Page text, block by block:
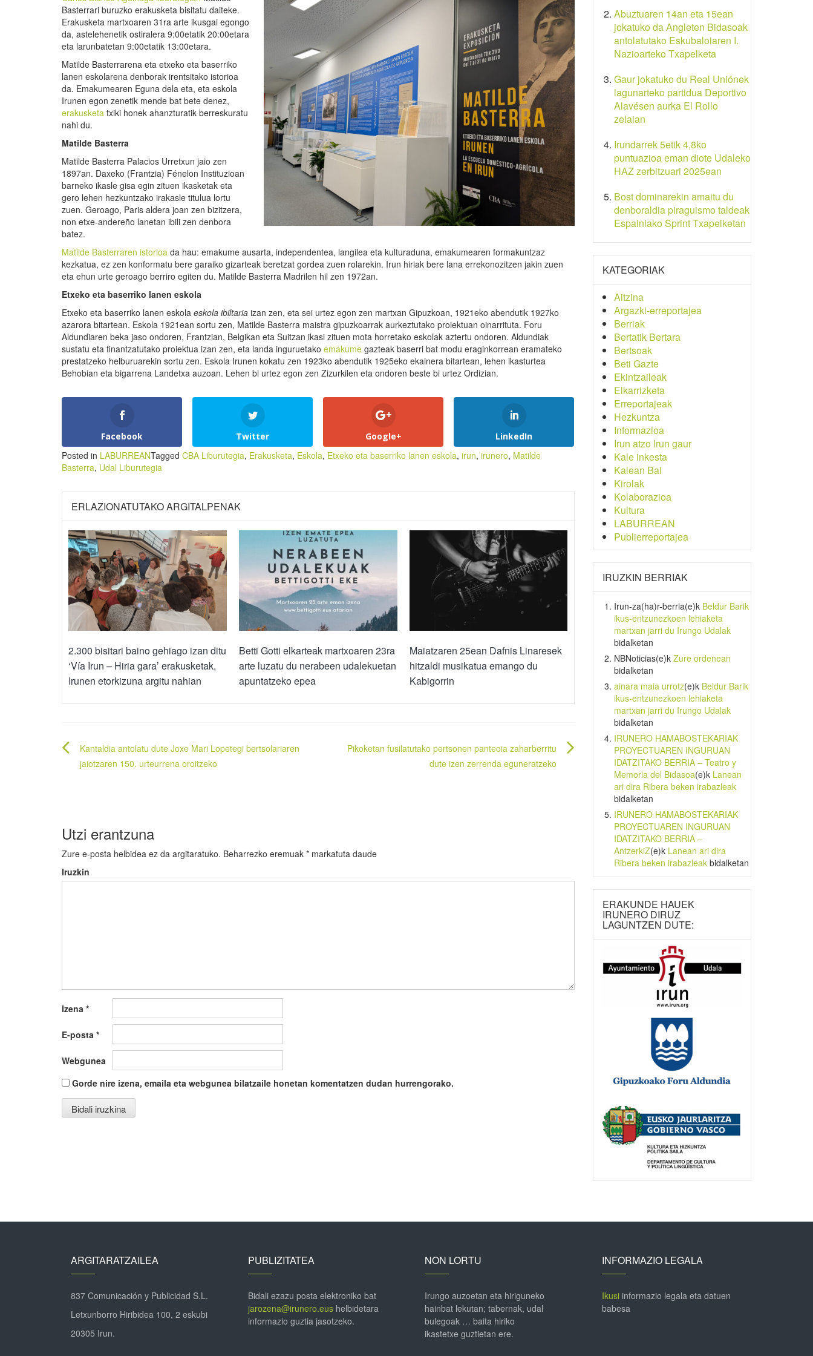
Basterrari buruzko erakusketa bisitatu daiteke.
Erakusketa martxoaren 31ra arte ikusgai egongo
da, astelehenetik ostiralera 9:00etatik 20:00etara
eta larunbatetan 9:00etatik 13:00etara.
Matilde Basterrarena eta etxeko eta baserriko
lanen eskolarena denborak irentsitako istorioa
da. Emakumearen Eguna dela eta, eta eskola
Irunen egon zenetik mende bat bete denez,
erakusketa txiki honek ahanzturatik berreskuratu
nahi du.
Matilde Basterra
Matilde Basterra Palacios Urretxun jaio zen
1897an. Daxeko (Frantzia) Fénelon Instituzioan
barneko ikasle gisa egin zituen ikasketak eta
gero lehen hezkuntzako irakasle titulua lortu
zuen. Geroago, Paris aldera joan zen bizitzera,
non etxe-andereño lanetan ibili zen denbora
batez.
Matilde Basterraren istorioa da hau: emakume ausarta, independentea, langilea eta kulturaduna, emakumearen formakuntzaz
kezkatua, ez zen konformatu bere garaiko gizarteak beretzat gordea zuen rolarekin. Irun hiriak bere lana errekonozitzen jakin zuen
eta ehun urte geroago berriro egiten du. Matilde Basterra Madrilen hil zen 1972an.
Etxeko eta baserriko lanen eskola
Etxeko eta baserriko lanen eskola eskola ibiltaria izan zen, eta sei urtez egon zen martxan Gipuzkoan, 1921eko abendutik 1927ko
azarora bitartean. Eskola 1921ean sortu zen, Matilde Basterra maistra gipuzkoarrak aurkeztutako proiektuan oinarrituta. Foru
Aldundiaren beka jaso ondoren, Frantzian, Belgikan eta Suitzan ikasi zituen mota horretako eskolak aztertu ondoren. Aldundiak
sustatu eta finantzatutako proiektua izan zen, eta landa inguruetako emakume gazteak baserri bat modu eraginkorrean eramateko
prestatzeko helburuarekin sortu zen. Eskola Irunen kokatu zen 1923ko abendutik 1925eko ekainera bitartean, lehen ikasturtea
Behobian eta bigarrena Landetxa auzoan. Lehen bi urtez egon zen Zizurkilen eta ondoren beste bi urtez Ordizian.
Facebook Twitter Google+ LinkedIn
Posted in LABURREANTagged CBA Liburutegia, Erakusketa, Eskola, Etxeko eta baserriko lanen eskola, irun, irunero, Matilde
Basterra, Udal Liburutegia
ERLAZIONATUTAKO ARGITALPENAK
2.300 bisitari baino gehiago izan ditu
‘Vía Irun – Hiria gara’ erakusketak,
Irunen etorkizuna argitu nahian
Betti Gotti elkarteak martxoaren 23ra
arte luzatu du nerabeen udalekuetan
apuntatzeko epea
Maiatzaren 25ean Dafnis Linaresek
hitzaldi musikatua emango du
Kabigorrin
Bidalketetan
zehar
Kantaldia antolatu dute Joxe Mari Lopetegi bertsolariaren
jaiotzaren 150. urteurrena oroitzeko
Pikoketan fusilatutako pertsonen panteoia zaharberritu
dute izen zerrenda eguneratzeko
Utzi erantzuna
Zure e-posta helbidea ez da argitaratuko. Beharrezko eremuak * markatuta daude
Iruzkin
Izena *
E-posta *
Webgunea
Gorde nire izena, emaila eta webgunea bilatzaile honetan komentatzen dudan hurrengorako.
Abuztuaren 14an eta 15ean
jokatuko da Angleten Bidasoak
antolatutako Eskubaloiaren I.
Nazioarteko Txapelketa
Gaur jokatuko du Real Uniónek
lagunarteko partidua Deportivo
Alavésen aurka El Rollo
zelaian
Irundarrek 5etik 4,8ko
puntuazioa eman diote Udaleko
HAZ zerbitzuari 2025ean
Bost dominarekin amaitu du
denboraldia piraguismo taldeak
Espainiako Sprint Txapelketan
KATEGORIAK
Aitzina
Argazki-erreportajea
Berriak
Bertatik Bertara
Bertsoak
Beti Gazte
Ekintzaileak
Elkarrizketa
Erreportajeak
Hezkuntza
Informazioa
Irun atzo Irun gaur
Kale inkesta
Kalean Bai
Kirolak
Kolaborazioa
Kultura
LABURREAN
Publierreportajea
IRUZKIN BERRIAK
Irun-za(ha)r-berria(e)k Beldur Barik
ikus-entzunezkoen lehiaketa
martxan jarri du Irungo Udalak
bidalketan
NBNoticias(e)k Zure ordenean
bidalketan
ainara maia urrotz(e)k Beldur Barik
ikus-entzunezkoen lehiaketa
martxan jarri du Irungo Udalak
bidalketan
IRUNERO HAMABOSTEKARIAK
PROYECTUAREN INGURUAN
IDATZITAKO BERRIA – Teatro y
Memoria del Bidasoa(e)k Lanean
ari dira Ribera beken irabazleak
bidalketan
IRUNERO HAMABOSTEKARIAK
PROYECTUAREN INGURUAN
IDATZITAKO BERRIA –
AntzerkiZ(e)k Lanean ari dira
Ribera beken irabazleakbidalketan
ERAKUNDE HAUEK
IRUNERO DIRUZ
LAGUNTZEN DUTE:
ARGITARATZAILEA
837 Comunicación y Publicidad S.L.
Letxunborro Hiribidea 100, 2 eskubi
20305 Irun.
PUBLIZITATEA
Bidali ezazu posta elektroniko bat
jarozena@irunero.eushelbidetara
informazio guztia jasotzeko.
NON LORTU
Irungo auzoetan eta hiriguneko
hainbat lekutan; tabernak, udal
bulegoak … baita hiriko
ikastetxe guztietan ere.
INFORMAZIO LEGALA
Ikusiinformazio legala eta datuen
babesa